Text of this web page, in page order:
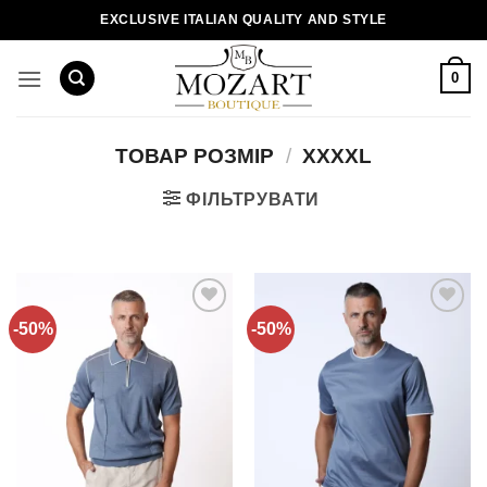
EXCLUSIVE ITALIAN QUALITY AND STYLE
0
ТОВАР РОЗМІР / XXXXL
ФІЛЬТРУВАТИ
-50%
бажань!
-50%
списку
бажань!